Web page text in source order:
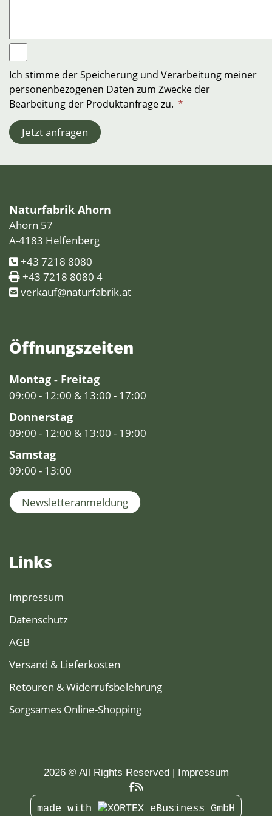
Ich stimme der Speicherung und Verarbeitung meiner
personenbezogenen Daten zum Zwecke der
Bearbeitung der Produktanfrage zu. *
Jetzt anfragen
Naturfabrik Ahorn
Ahorn 57
A-4183 Helfenberg
+43 7218 8080
+43 7218 8080 4
verkauf@naturfabrik.at
Öffnungs­zeiten
Montag - Freitag
09:00 - 12:00 & 13:00 - 17:00
Donnerstag
09:00 - 12:00 & 13:00 - 19:00
Samstag
09:00 - 13:00
Newsletteranmeldung
Links
Impressum
Datenschutz
AGB
Versand & Lieferkosten
Retouren & Widerrufsbelehrung
Sorgsames Online-Shopping
2026 © All Rights Reserved Impressum
made with